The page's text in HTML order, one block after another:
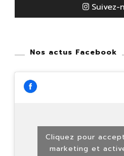
Suivez-
Nos actus Facebook
Cliquez pour
marketing et